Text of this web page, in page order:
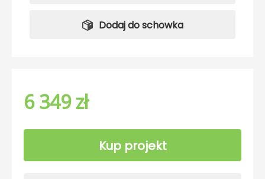
Dodaj do schowka
6 349 zł
Kup projekt